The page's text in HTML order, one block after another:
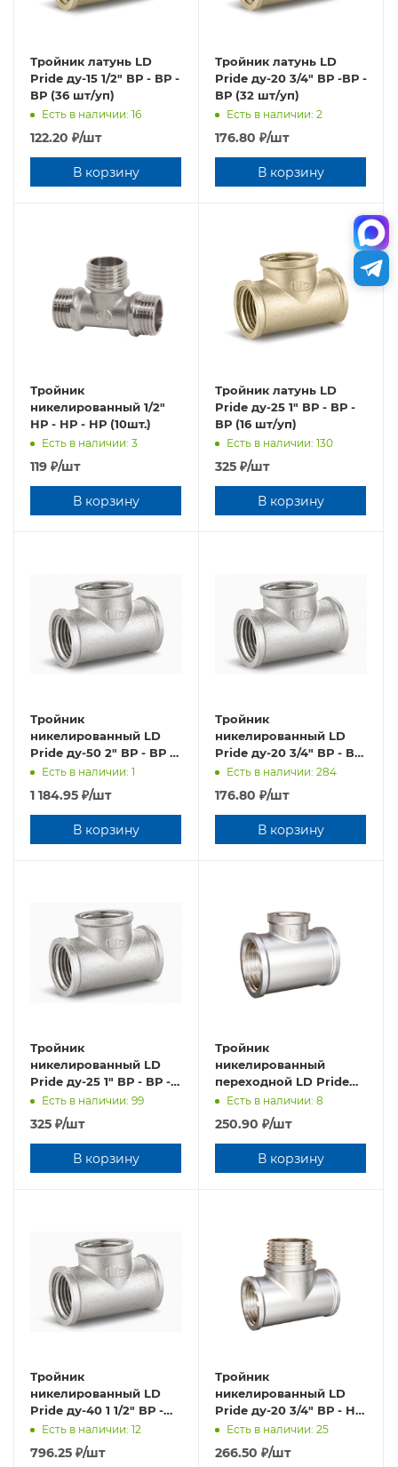
Тройник латунь LD
Pride ду-15 1/2" ВР - ВР -
ВР (36 шт/уп)
Есть в наличии: 16
122.20 ₽/шт
В корзину
Тройник латунь LD
Pride ду-20 3/4" ВР -ВР -
ВР (32 шт/уп)
Есть в наличии: 2
176.80 ₽/шт
В корзину
Тройник
никелированный 1/2"
НР - НР - НР (10шт.)
Есть в наличии: 3
119 ₽/шт
В корзину
Тройник латунь LD
Pride ду-25 1" ВР - ВР -
ВР (16 шт/уп)
Есть в наличии: 130
325 ₽/шт
В корзину
Тройник
никелированный LD
Pride ду-50 2" ВР - ВР -
ВР (4шт/уп)
Есть в наличии: 1
1 184.95 ₽/шт
В корзину
Тройник
никелированный LD
Pride ду-20 3/4" ВР - ВР
- ВР (32 шт/уп)
Есть в наличии: 284
176.80 ₽/шт
В корзину
Тройник
никелированный LD
Pride ду-25 1" ВР - ВР -
ВР (16 шт/уп)
Есть в наличии: 99
325 ₽/шт
В корзину
Тройник
никелированный
переходной LD Pride
ду-25*15*25 1"x1/2"х1" ВР
- ВР - ВР (16 шт/уп)
Есть в наличии: 8
250.90 ₽/шт
В корзину
Тройник
никелированный LD
Pride ду-40 1 1/2" ВР -
ВР - ВР (4шт/уп)
Есть в наличии: 12
796.25 ₽/шт
Тройник
никелированный LD
Pride ду-20 3/4" ВР - НР
- ВР (20 шт/уп)
Есть в наличии: 25
266.50 ₽/шт